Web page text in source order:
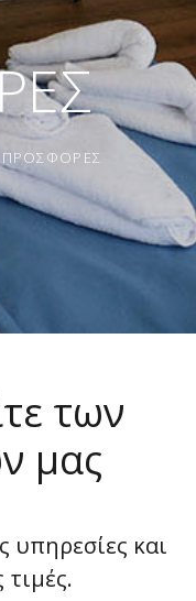
ΠΡΟΣΦΟΡΕΣ
των
μας
υπηρεσίες και
τιμές.